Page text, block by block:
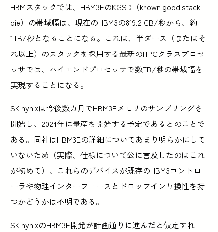
HBMスタックでは、HBM3EのKGSD（known good stack
die）の帯域幅は、現在のHBM3の819.2 GB/秒から、約
1TB/秒となることになる。これは、半ダース（またはそ
れ以上）のスタックを採用する最新のHPCクラスプロセ
ッサでは、ハイエンドプロセッサで数TB/秒の帯域幅を
実現することになる。
SK hynixは今後数カ月でHBM3Eメモリのサンプリングを
開始し、2024年に量産を開始する予定であるとのことで
ある。同社はHBM3Eの詳細についてあまり明らかにして
いないため（実際、仕様について公に言及したのはこれ
が初めて）、これらのデバイスが既存のHBM3コントロ
ーラや物理インターフェースとドロップイン互換性を持
つかどうかは不明である。
SK hynixのHBM3E開発が計画通りに進んだと仮定すれ